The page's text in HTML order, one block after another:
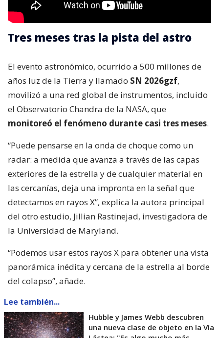
Tres meses tras la pista del astro
El evento astronómico, ocurrido a 500 millones de
años luz de la Tierra y llamado SN 2026gzf,
movilizó a una red global de instrumentos, incluido
el Observatorio Chandra de la NASA, que
monitoreó el fenómeno durante casi tres meses.
“Puede pensarse en la onda de choque como un
radar: a medida que avanza a través de las capas
exteriores de la estrella y de cualquier material en
las cercanías, deja una impronta en la señal que
detectamos en rayos X”, explica la autora principal
del otro estudio, Jillian Rastinejad, investigadora de
la Universidad de Maryland.
“Podemos usar estos rayos X para obtener una vista
panorámica inédita y cercana de la estrella al borde
del colapso”, añade.
Lee también...
Hubble y James Webb descubren
una nueva clase de objeto en la Vía